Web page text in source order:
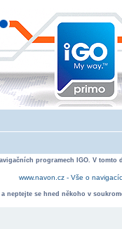
programech IGO. V
www.navon.cz - Vše o
neptejte se hned někoho v